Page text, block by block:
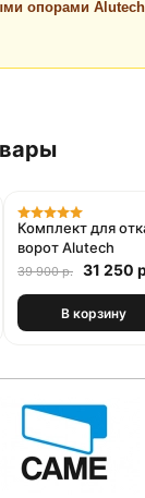
опорами Alutech
Акция
Комплект для
ворот Alutech
39 900 р. 31 250
В корзину